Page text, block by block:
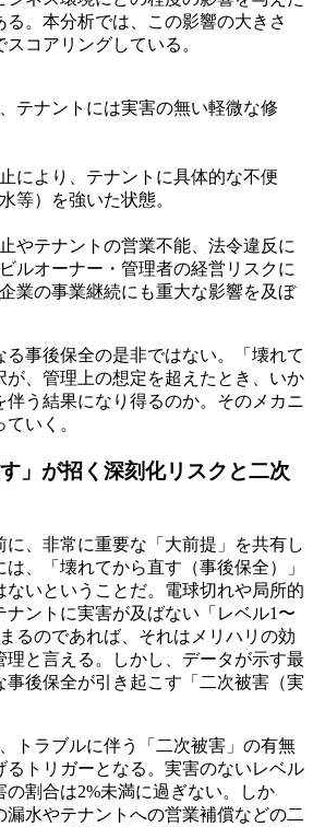
。本分析では、この影響の大きさ
コアリングしている。
テナントには実害の無い軽微な修
により、テナントに具体的な不便
等）を強いた状態。
やテナントの営業不能、法令違反に
ルオーナー・管理者の経営リスクに
業の事業継続にも重大な影響を及ぼ
事後保全の是非ではない。「壊れて
が、管理上の想定を超えたとき、いか
伴う結果になり得るのか。そのメカニ
いく。
」が招く深刻化リスクと二次
、非常に重要な「大前提」を共有し
、「壊れてから直す（事後保全）」
ないということだ。電球切れや局所的
ナントに実害が及ばない「レベル1〜
るのであれば、それはメリハリの効
理と言える。しかし、データが示す最
事後保全が引き起こす「二次被害（実
トラブルに伴う「二次被害」の有無
るトリガーとなる。実害のないレベル
の割合は2%未満に過ぎない。しか
漏水やテナントへの営業補償などの二